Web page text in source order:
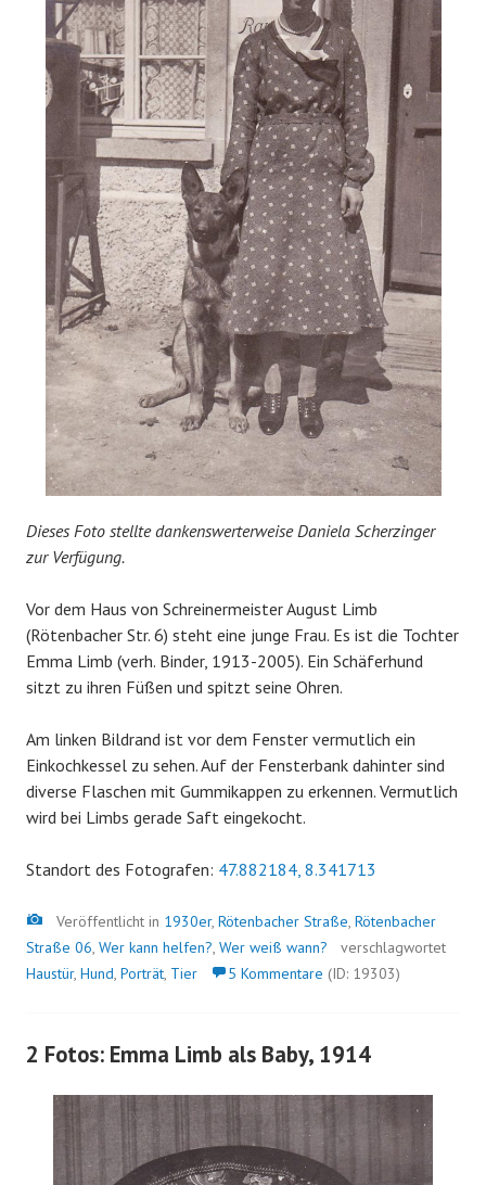
Dieses Foto stellte dankenswerterweise Daniela Scherzinger
zur Verfügung.
Vor dem Haus von Schreinermeister August Limb
(Rötenbacher Str. 6) steht eine junge Frau. Es ist die Tochter
Emma Limb (verh. Binder, 1913-2005). Ein Schäferhund
sitzt zu ihren Füßen und spitzt seine Ohren.
Am linken Bildrand ist vor dem Fenster vermutlich ein
Einkochkessel zu sehen. Auf der Fensterbank dahinter sind
diverse Flaschen mit Gummikappen zu erkennen. Vermutlich
wird bei Limbs gerade Saft eingekocht.
Standort des Fotografen: 47.882184, 8.341713
Bild
Veröffentlicht in 1930er, Rötenbacher Straße, Rötenbacher
Straße 06, Wer kann helfen?, Wer weiß wann?
verschlagwortet
Haustür, Hund, Porträt, Tier 5 Kommentare (ID: 19303)
2 Fotos: Emma Limb als Baby, 1914